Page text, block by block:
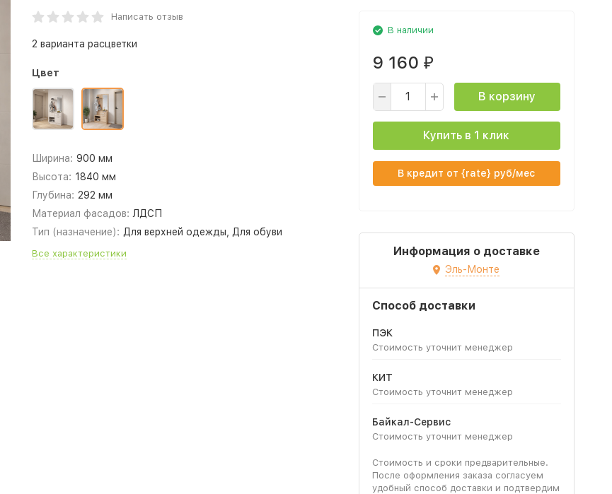
Написать отзыв
2 варианта расцветки
Цвет
Ширина: 900 мм
Высота: 1840 мм
Глубина: 292 мм
Материал фасадов: ЛДСП
Тип (назначение): Для верхней одежды, Для обуви
Все характеристики
В наличии
9 160 ₽
В корзину
Купить в 1 клик
В кредит от {rate} руб/мес
Информация о доставке
Эль-Монте
Способ доставки
ПЭК
Стоимость уточнит менеджер
КИТ
Стоимость уточнит менеджер
Байкал-Сервис
Стоимость уточнит менеджер
Стоимость и сроки предварительные.
После оформления заказа согласуем
удобный способ доставки и подтвердим